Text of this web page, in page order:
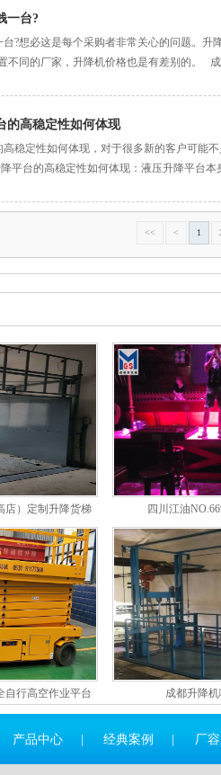
一台?
?想必这是每个采购者非常关心的问题。
不同的厂家，升降机价格也是有差别的。
的高稳定性如何体现
高稳定性如何体现，对于很多新的客户可能
平台的高稳定性如何体现：液压升降平台
<< < 1
店）定制升降货梯 四川江油
自行高空作业平台 成都升降
产品中心 经典案例 厂